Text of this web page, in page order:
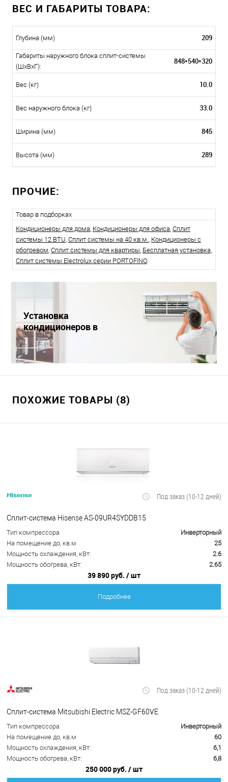
ВЕС И ГАБАРИТЫ ТОВАРА:
Глубина (мм) 209
Габариты наружного блока сплит-системы
(ШxВxГ):
848*540*320
Вес (кг) 10.0
Вес наружного блока (кг) 33.0
Ширина (мм) 845
Высота (мм) 289
ПРОЧИЕ:
Товар в подборках
Кондиционеры для дома, Кондиционеры для офиса, Сплит
системы 12 BTU, Сплит системы на 40 кв.м., Кондиционеры с
обогревом, Сплит системы для квартиры, Бесплатная установка,
Сплит системы Electrolux серии PORTOFINO.
Установка
кондиционеров в
Краснодаре
ПОХОЖИЕ ТОВАРЫ (8)
Под заказ (10-12 дней)
Сплит-система Hisense AS-09UR4SYDDB15
Тип компрессора
Инверторный
На помещение до, кв.м
25
Мощность охлаждения, кВт:
2.6
Мощность обогрева, кВт:
2.65
39 890 руб. / шт
Подробнее
Под заказ (10-12 дней)
Сплит-система Mitsubishi Electric MSZ-GF60VE
Тип компрессора
Инверторный
На помещение до, кв.м
60
Мощность охлаждения, кВт:
6,1
Мощность обогрева, кВт:
6,8
250 000 руб. / шт